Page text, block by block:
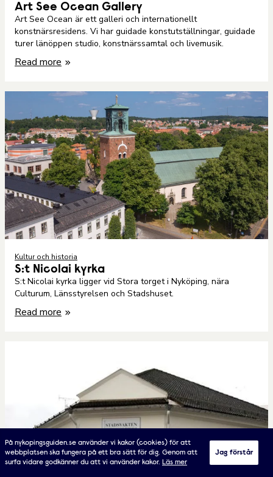
Art See Ocean Gallery
Art See Ocean är ett galleri och internationellt
konstnärsresidens. Vi har guidade konstutställningar, guidade
turer länöppen studio, konstnärssamtal och livemusik.
Read more
Kultur och historia
S:t Nicolai kyrka
S:t Nicolai kyrka ligger vid Stora torget i Nyköping, nära
Culturum, Länsstyrelsen och Stadshuset.
Read more
På nykopingsguiden.se använder vi kakor (cookies) för att
webbplatsen ska fungera på ett bra sätt för dig. Genom att
surfa vidare godkänner du att vi använder kakor. Läs mer
Jag förstår